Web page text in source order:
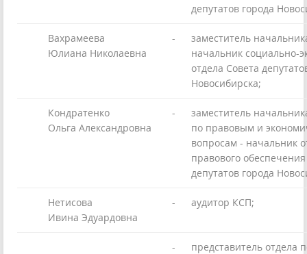
депутатов города
Вахрамеева
Юлиана Николаевна
-
заместитель
начальник социально-
отдела Совета
Новосибирска;
Кондратенко
Ольга Александровна
-
заместитель
по правовым и
вопросам - начальник
правового
депутатов города
Нетисова
Ивина Эдуардовна
- аудитор КСП;
-
представитель отдела